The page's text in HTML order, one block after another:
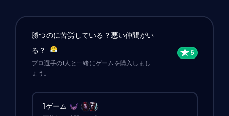
勝つのに苦労している？悪い仲間がい
る？
プロ選手の1人と一緒にゲームを購入しまし
ょう。
1ゲーム